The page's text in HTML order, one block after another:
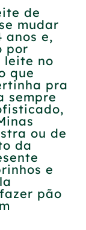
de
mudar
anos e,
por
leite no
que
pra
sempre
ou de
da
e
pão